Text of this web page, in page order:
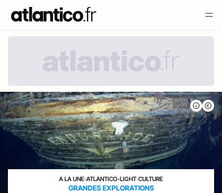
A LA UNE›ATLANTICO-LIGHT›CULTURE
GRANDES EXPLORATIONS